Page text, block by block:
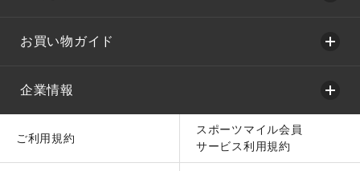
お買い物ガイド
企業情報
ご利用規約
スポーツマイル会員
サービス利用規約